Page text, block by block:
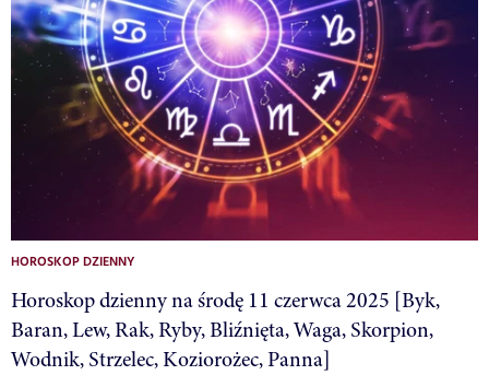
HOROSKOP DZIENNY
Horoskop dzienny na środę 11 czerwca 2025 [Byk,
Baran, Lew, Rak, Ryby, Bliźnięta, Waga, Skorpion,
Wodnik, Strzelec, Koziorożec, Panna]